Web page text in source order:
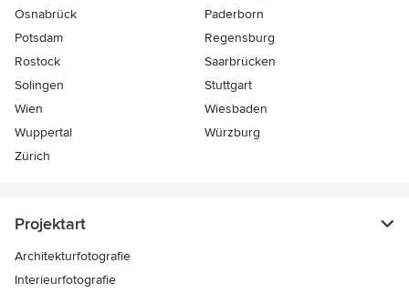
Osnabrück
Paderborn
Potsdam
Regensburg
Rostock
Saarbrücken
Solingen
Stuttgart
Wien
Wiesbaden
Wuppertal
Würzburg
Zürich
Projektart
Architekturfotografie
Interieurfotografie